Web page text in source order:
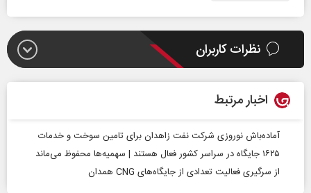
نظرات کاربران
اخبار مرتبط
آماده‌باش نوروزی شرکت نفت زاهدان برای تامین سوخت و خدمات
۱۶۲۵ جایگاه در سراسر کشور فعال هستند | سهمیه‌ها محفوظ می‌ماند
از سرگیری فعالیت تعدادی از جایگاه‌های CNG همدان